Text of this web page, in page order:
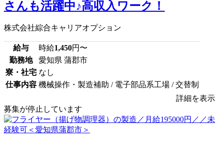
さんも活躍中♪高収入ワーク！
株式会社綜合キャリアオプション
給与 時給1,450円〜
勤務地
愛知県 蒲郡市
寮・社宅 なし
仕事内容 機械操作・製造補助 / 電子部品系工場 / 交替制
詳細を表示
募集が停止しています